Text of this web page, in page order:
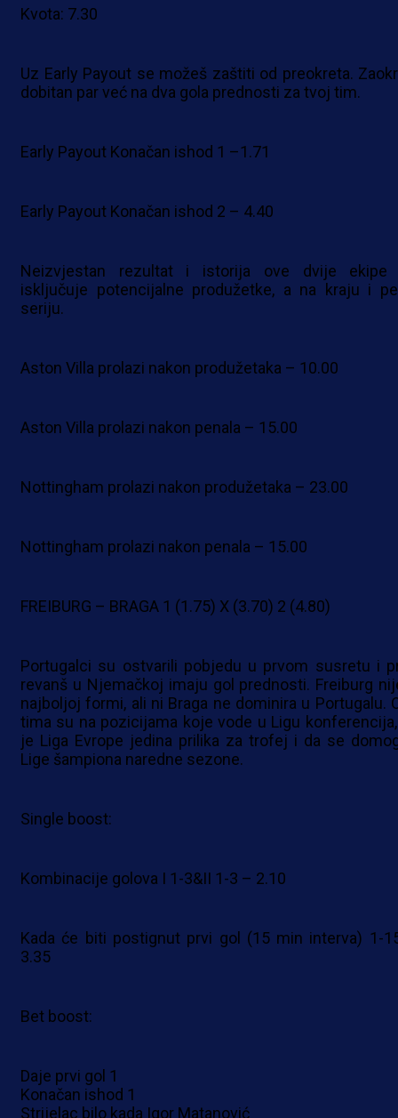
Kvota: 7.30
Uz Early Payout se možeš zaštiti od preokreta.
dobitan par već na dva gola prednosti za tvoj tim.
Early Payout Konačan ishod 1 –1.71
Early Payout Konačan ishod 2 – 4.40
Neizvjestan rezultat i istorija ove dvije ekipe
isključuje potencijalne produžetke, a na kraju i
seriju.
Aston Villa prolazi nakon produžetaka – 10.00
Aston Villa prolazi nakon penala – 15.00
Nottingham prolazi nakon produžetaka – 23.00
Nottingham prolazi nakon penala – 15.00
FREIBURG – BRAGA 1 (1.75) X (3.70) 2 (4.80)
Portugalci su ostvarili pobjedu u prvom susretu i
revanš u Njemačkoj imaju gol prednosti. Freiburg
najboljoj formi, ali ni Braga ne dominira u Portugalu.
tima su na pozicijama koje vode u Ligu
je Liga Evrope jedina prilika za trofej i da se
Lige šampiona naredne sezone.
Single boost:
Kombinacije golova I 1-3&II 1-3 – 2.10
Kada će biti postignut prvi gol (15 min interva) 1-
3.35
Bet boost:
Daje prvi gol 1
Konačan ishod 1
Strijelac bilo kada Igor Matanović